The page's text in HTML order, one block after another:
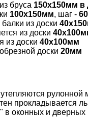
бруса 150х150мм в
100х150мм, шаг -
из доски
из доски
из доски 40х100мм
доски 20мм
прокладывается
в оконных и